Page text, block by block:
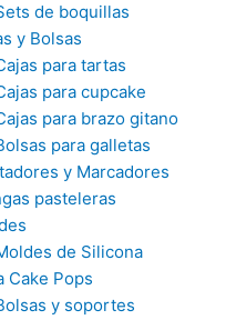
de boquillas
y Bolsas
para tartas
para cupcake
para brazo gitano
para galletas
y Marcadores
pasteleras
de Silicona
Cake Pops
y soportes